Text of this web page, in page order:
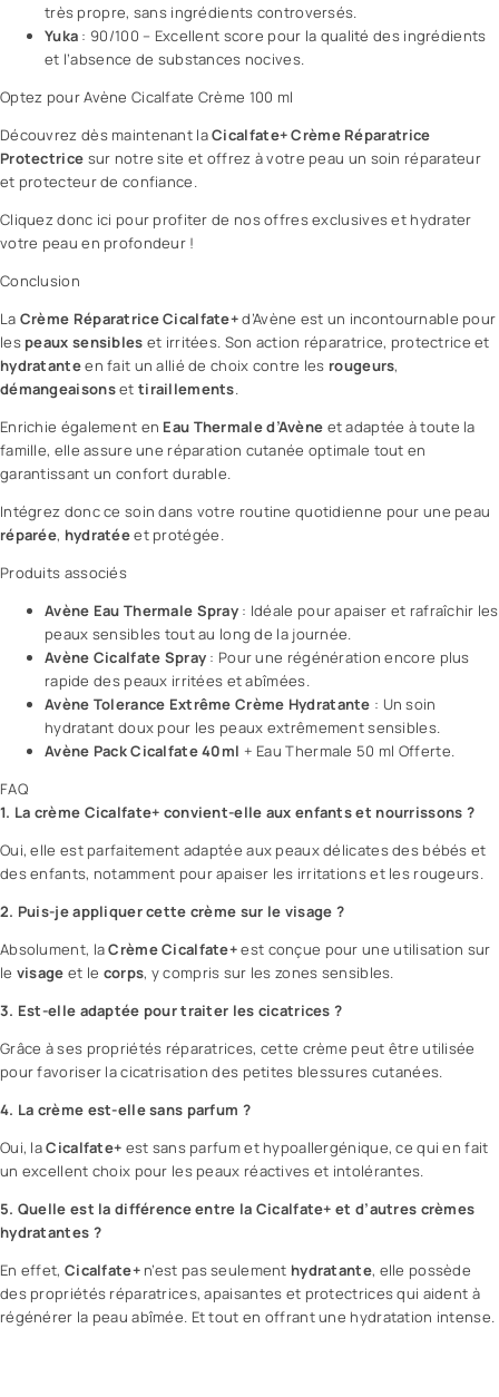
très propre, sans ingrédients controversés.
Yuka : 90/100 – Excellent score pour la qualité des ingrédients
et l’absence de substances nocives.
Optez pourAvène Cicalfate Crème 100 ml
Découvrez dès maintenant laCicalfate+ Crème Réparatrice
Protectrice sur notre site et offrez à votre peau un soin réparateur
et protecteur de confiance.
Cliquez donc ici pour profiter de nos offres exclusives et hydrater
votre peau en profondeur !
Conclusion
La Crème Réparatrice Cicalfate+d’Avène est un incontournable pour
les peaux sensibles et irritées. Son action réparatrice, protectrice et
hydratanteen fait un allié de choix contre les rougeurs,
démangeaisonset tiraillements.
Enrichie également en Eau Thermale d’Avène et adaptée à toute la
famille, elle assure une réparation cutanée optimale tout en
garantissant un confort durable.
Intégrez donc ce soin dans votre routine quotidienne pour une peau
réparée, hydratéeet protégée.
Produits associés
Avène Eau Thermale Spray : Idéale pour apaiser et rafraîchir les
peaux sensibles tout au long de la journée.
Avène Cicalfate Spray : Pour une régénération encore plus
rapide des peaux irritées et abîmées.
Avène Tolerance Extrême Crème Hydratante : Un soin
hydratant doux pour les peaux extrêmement sensibles.
Avène Pack Cicalfate 40ml + Eau Thermale 50 ml Offerte.
FAQ
1. La crème Cicalfate+ convient-elle aux enfants et nourrissons ?
Oui, elle est parfaitement adaptée aux peaux délicates des bébés et
des enfants, notamment pour apaiser les irritations et les rougeurs.
2. Puis-je appliquer cette crème sur le visage ?
Absolument, laCrème Cicalfate+est conçue pour une utilisation sur
le visage et le corps, y compris sur les zones sensibles.
3. Est-elle adaptée pour traiter les cicatrices ?
Grâce à ses propriétés réparatrices, cette crème peut être utilisée
pour favoriser la cicatrisation des petites blessures cutanées.
4. La crème est-elle sans parfum ?
Oui, laCicalfate+ est sans parfum et hypoallergénique, ce qui en fait
un excellent choix pour les peaux réactives et intolérantes.
5. Quelle est la différence entre la Cicalfate+ et d’autres crèmes
hydratantes ?
En effet, Cicalfate+n’est pas seulement hydratante, elle possède
des propriétés réparatrices, apaisantes et protectrices qui aident à
régénérer la peau abîmée. Et tout en offrant une hydratation intense.